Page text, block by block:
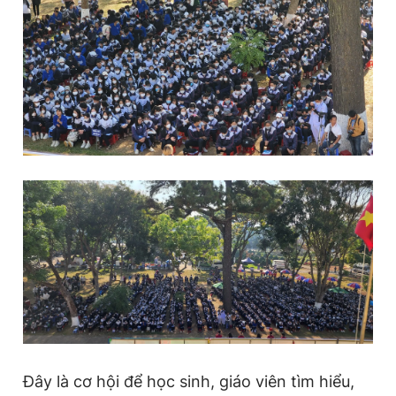
Giấy phép xuất bản số 110/GP - BTTTT cấp ngày 24.3.2020
© 2003-2026 Bản quyền thuộc về Báo Thanh Niên. Cấm sao
chép dưới mọi hình thức nếu không có sự chấp thuận bằng văn
bản. Phát triển bởi ePi Technologies, JSC.
Đây là cơ hội để học sinh, giáo viên tìm hiểu,